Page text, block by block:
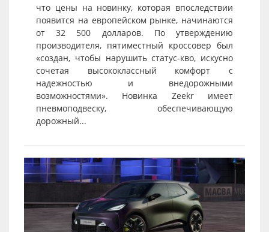
что цены на новинку, которая впоследствии
появится на европейском рынке, начинаются
от 32 500 долларов. По утверждению
производителя, пятиместный кроссовер был
«создан, чтобы нарушить статус-кво, искусно
сочетая высококлассный комфорт с
надежностью и внедорожными
возможностями». Новинка Zeekr имеет
пневмоподвеску, обеспечивающую
дорожный...